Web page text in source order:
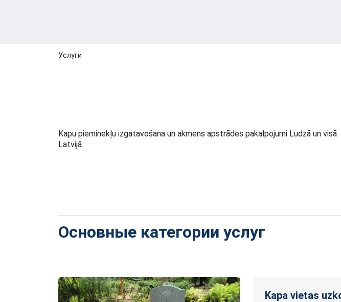
Услуги
Kapu pieminekļu izgatavošana un akmens apstrādes pakalpojumi Ludzā un visā
Latvijā.
Основные категории услуг
Kapa vietas